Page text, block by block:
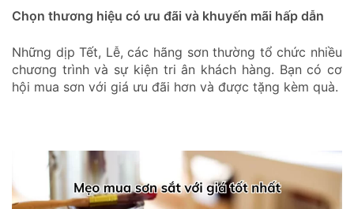
Chọn thương hiệu có ưu đãi và khuyến mãi hấp dẫn
Những dịp Tết, Lễ, các hãng sơn thường tổ chức nhiều
chương trình và sự kiện tri ân khách hàng. Bạn có cơ
hội mua sơn với giá ưu đãi hơn và được tặng kèm quà.